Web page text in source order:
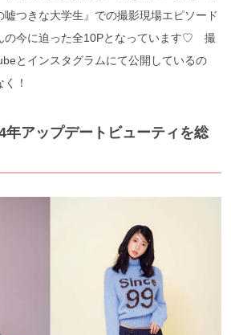
嘘つきな大学生』での撮影現場エピソード
の今に迫った全10Pとなっています♡ 撮
とインスタグラムにて公開しているの
！
年アップデートビューティを総